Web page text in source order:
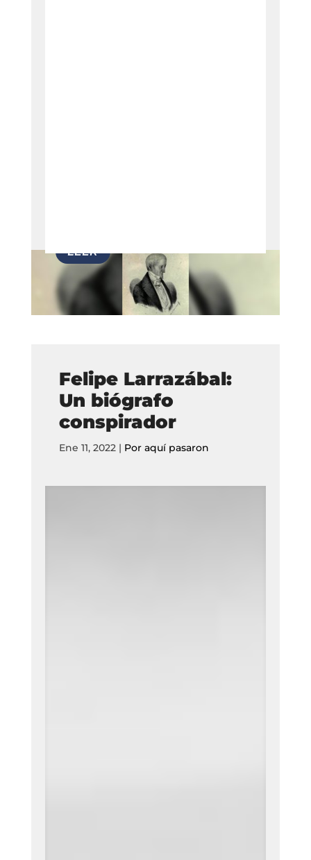
Felipe Larrazábal:
Un biógrafo
conspirador
Ene 11, 2022| Por aquí pasaron